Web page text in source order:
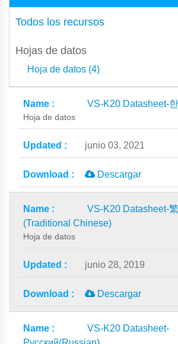
Todos los recursos
Hojas de datos
Hoja de datos (4)
VS-K20 Datasheet-
Hoja de datos
junio 03, 2021
Descargar
VS-K20 Datasheet-
(Traditional Chinese)
Hoja de datos
junio 28, 2019
Descargar
VS-K20 Datasheet-